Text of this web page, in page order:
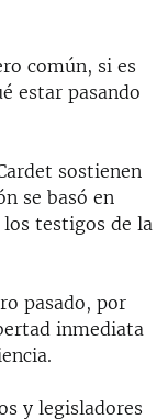
común, si es
estar pasando
sostienen
se basó en
testigos de la
pasado, por
inmediata
y legisladores